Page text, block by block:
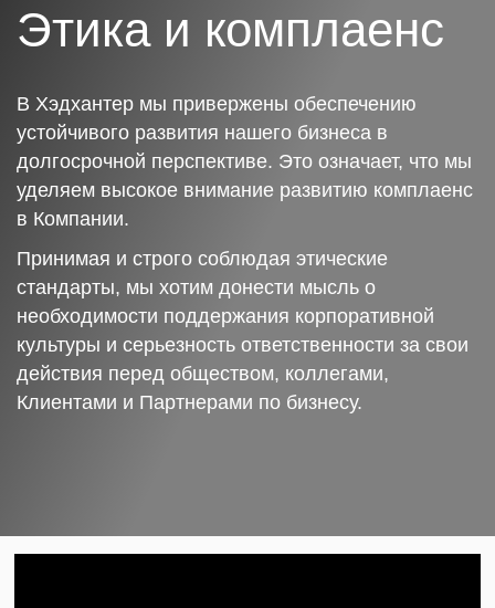
Этика и комплаенс
В Хэдхантер мы привержены обеспечению
устойчивого развития нашего бизнеса в
долгосрочной перспективе. Это означает, что мы
уделяем высокое внимание развитию комплаенс
в Компании.
Принимая и строго соблюдая этические
стандарты, мы хотим донести мысль о
необходимости поддержания корпоративной
культуры и серьезность ответственности за свои
действия перед обществом, коллегами,
Клиентами и Партнерами по бизнесу.